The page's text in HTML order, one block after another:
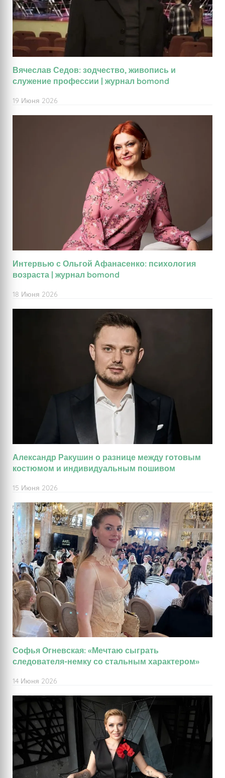
Вячеслав Седов: зодчество, живопись и
служение профессии | журнал bomond
19 Июня 2026
Интервью с Ольгой Афанасенко: психология
возраста | журнал bomond
18 Июня 2026
Александр Ракушин о разнице между готовым
костюмом и индивидуальным пошивом
15 Июня 2026
Софья Огневская: «Мечтаю сыграть
следователя-немку со стальным характером»
14 Июня 2026